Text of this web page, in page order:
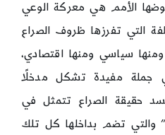
الوعي
تخوم
غرب
آسيا
الأمم هي معركة الوعي
التي تفرزها ظروف الصراع
سياسي ومنها اقتصادي،
جملة مفيدة تشكل مدخلًا
حقيقة الصراع تتمثل في
والتي تضم بداخلها كل تلك